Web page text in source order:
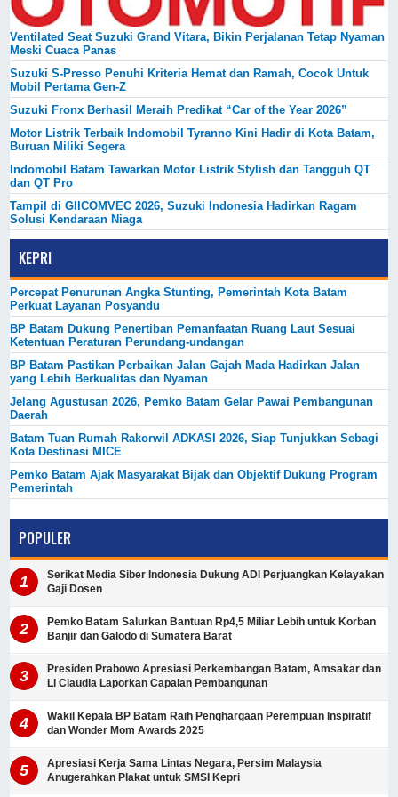
Ventilated Seat Suzuki Grand Vitara, Bikin Perjalanan Tetap Nyaman
Meski Cuaca Panas
Suzuki S-Presso Penuhi Kriteria Hemat dan Ramah, Cocok Untuk
Mobil Pertama Gen-Z
Suzuki Fronx Berhasil Meraih Predikat “Car of the Year 2026”
Motor Listrik Terbaik Indomobil Tyranno Kini Hadir di Kota Batam,
Buruan Miliki Segera
Indomobil Batam Tawarkan Motor Listrik Stylish dan Tangguh QT
dan QT Pro
Tampil di GIICOMVEC 2026, Suzuki Indonesia Hadirkan Ragam
Solusi Kendaraan Niaga
KEPRI
Percepat Penurunan Angka Stunting, Pemerintah Kota Batam
Perkuat Layanan Posyandu
BP Batam Dukung Penertiban Pemanfaatan Ruang Laut Sesuai
Ketentuan Peraturan Perundang-undangan
BP Batam Pastikan Perbaikan Jalan Gajah Mada Hadirkan Jalan
yang Lebih Berkualitas dan Nyaman
Jelang Agustusan 2026, Pemko Batam Gelar Pawai Pembangunan
Daerah
Batam Tuan Rumah Rakorwil ADKASI 2026, Siap Tunjukkan Sebagi
Kota Destinasi MICE
Pemko Batam Ajak Masyarakat Bijak dan Objektif Dukung Program
Pemerintah
POPULER
Serikat Media Siber Indonesia Dukung ADI Perjuangkan Kelayakan
Gaji Dosen
Pemko Batam Salurkan Bantuan Rp4,5 Miliar Lebih untuk Korban
Banjir dan Galodo di Sumatera Barat
Presiden Prabowo Apresiasi Perkembangan Batam, Amsakar dan
Li Claudia Laporkan Capaian Pembangunan
Wakil Kepala BP Batam Raih Penghargaan Perempuan Inspiratif
dan Wonder Mom Awards 2025
Apresiasi Kerja Sama Lintas Negara, Persim Malaysia
Anugerahkan Plakat untuk SMSI Kepri